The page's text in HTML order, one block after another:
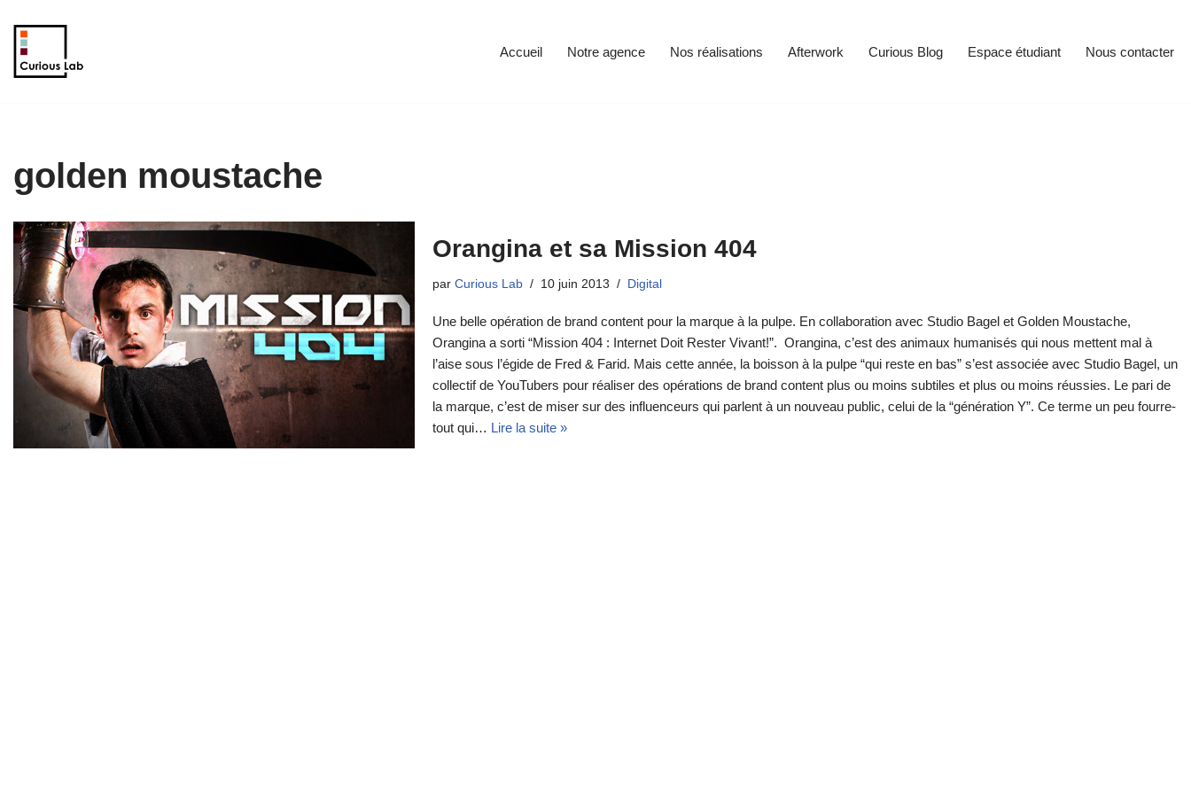
Aller
au
Accueil Notre agence Nos réalisations Afterwork Curious Blog Espace étudiant Nous contacter
golden moustache
Orangina et sa Mission 404
par Curious Lab 10 juin 2013 Digital
Une belle opération de brand content pour la marque à la pulpe. En collaboration avec Studio Bagel et Golden Moustache,
Orangina a sorti “Mission 404 : Internet Doit Rester Vivant!”. Orangina, c’est des animaux humanisés qui nous mettent mal à
l’aise sous l’égide de Fred & Farid. Mais cette année, la boisson à la pulpe “qui reste en bas” s’est associée avec Studio Bagel, un
collectif de YouTubers pour réaliser des opérations de brand content plus ou moins subtiles et plus ou moins réussies. Le pari de
la marque, c’est de miser sur des influenceurs qui parlent à un nouveau public, celui de la “génération Y”. Ce terme un peu fourre-
tout qui… Lire la suite »